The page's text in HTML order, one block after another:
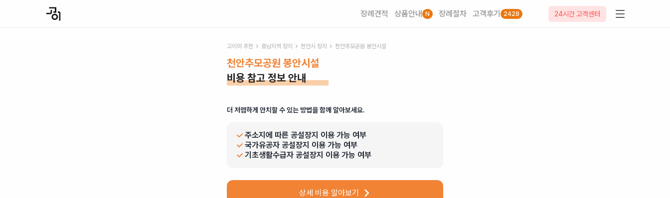
장례견적 상품안내 N 장례절차 고객후기 2428 24시간 고객센터
고이의 추천 충남지역 장지 천안시 장지 천안추모공원 봉안시설
천안추모공원 봉안시설
비용 참고 정보 안내
더 저렴하게 안치할 수 있는 방법을 함께 알아보세요.
주소지에 따른 공설장지 이용 가능 여부
국가유공자 공설장지 이용 가능 여부
기초생활수급자 공설장지 이용 가능 여부
상세 비용 알아보기